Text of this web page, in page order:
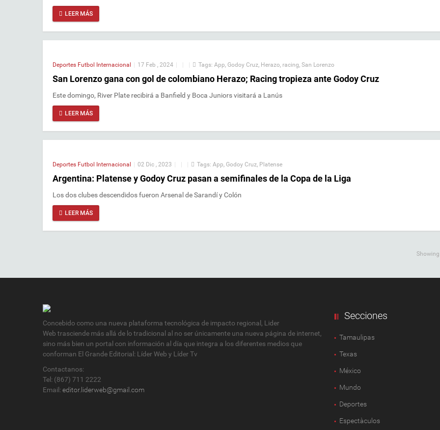
LEER MÁS
Deportes Futbol Internacional 17 Feb , 2024 Tags: App, Godoy Cruz, Herazo, racing, San Lorenzo
San Lorenzo gana con gol de colombiano Herazo; Racing tropieza ante Godoy Cruz
Este domingo, River Plate recibirá a Banfield y Boca Juniors visitará a Lanús
LEER MÁS
Deportes Futbol Internacional 02 Dic , 2023 Tags: App, Godoy Cruz, Platense
Argentina: Platense y Godoy Cruz pasan a semifinales de la Copa de la Liga
Los dos clubes descendidos fueron Arsenal de Sarandí y Colón
LEER MÁS
Concebido como una nueva plataforma tecnológica de impacto regional, Lider
Web trasciende más allá de lo tradicional al no ser únicamente una nueva página de internet,
sino más bien un portal con información al día que integra a los diferentes medios que
conforman El Grande Editorial: Líder Web y Líder Tv
Contactanos:
Tel: (867) 711 2222
Email: editor.liderweb@gmail.com
Secciones
Tamaulipas
Texas
México
Mundo
Deportes
Espectàculos